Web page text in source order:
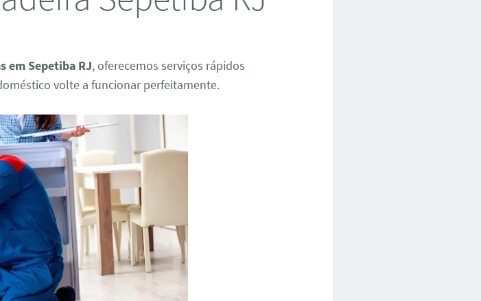
em Sepetiba RJ, oferecemos serviços rápidos
volte a funcionar perfeitamente.